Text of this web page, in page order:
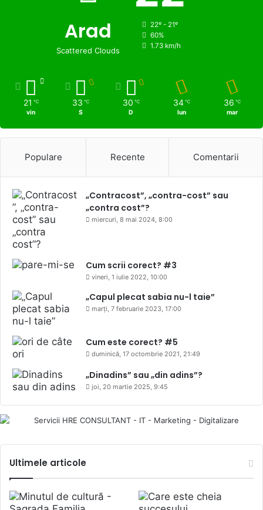
Arad
Scattered Clouds
22º - 21º
60%
1.73 km/h
21 ℃
vin
33 ℃
S
30 ℃
D
34 ℃
lun
36 ℃
mar
Populare Recente Comentarii
„Contracost”, „contra-cost” sau
„contra cost”?
miercuri, 8 mai 2024, 8:00
Cum scrii corect? #3
vineri, 1 iulie 2022, 10:00
„Capul plecat sabia nu-l taie”
marți, 7 februarie 2023, 17:00
Cum este corect? #5
duminică, 17 octombrie 2021, 21:49
„Dinadins” sau „din adins”?
joi, 20 martie 2025, 9:45
Ultimele articole